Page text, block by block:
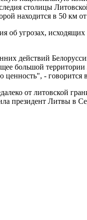
столицы
находится в 50 км
об угрозах,
действий
большой
- говорится
от литовской
президент Литвы в